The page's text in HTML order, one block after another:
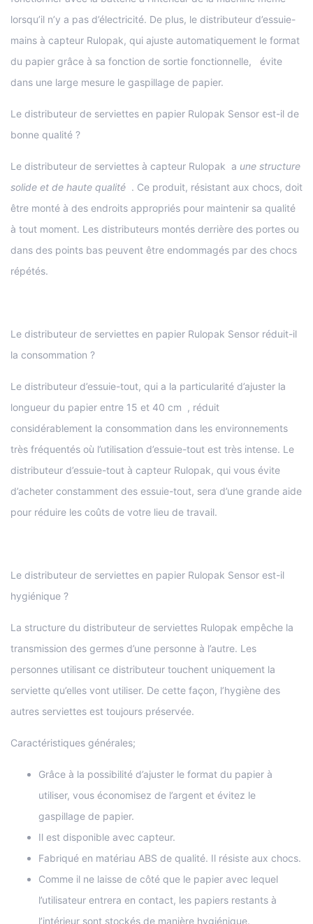
lorsqu’il n’y a pas d’électricité. De plus, le distributeur d’essuie-
mains à capteur Rulopak, qui ajuste automatiquement le format
du papier grâce à sa fonction de sortie fonctionnelle, évite
dans une large mesure le gaspillage de papier.
Le distributeur de serviettes en papier Rulopak Sensor est-il de
bonne qualité ?
Le distributeur de serviettes à capteur Rulopak a une structure
solide et de haute qualité . Ce produit, résistant aux chocs, doit
être monté à des endroits appropriés pour maintenir sa qualité
à tout moment. Les distributeurs montés derrière des portes ou
dans des points bas peuvent être endommagés par des chocs
répétés.
Le distributeur de serviettes en papier Rulopak Sensor réduit-il
la consommation ?
Le distributeur d’essuie-tout, qui a la particularité d’ajuster la
longueur du papier entre 15 et 40 cm , réduit
considérablement la consommation dans les environnements
très fréquentés où l’utilisation d’essuie-tout est très intense. Le
distributeur d’essuie-tout à capteur Rulopak, qui vous évite
d’acheter constamment des essuie-tout, sera d’une grande aide
pour réduire les coûts de votre lieu de travail.
Le distributeur de serviettes en papier Rulopak Sensor est-il
hygiénique ?
La structure du distributeur de serviettes Rulopak empêche la
transmission des germes d’une personne à l’autre. Les
personnes utilisant ce distributeur touchent uniquement la
serviette qu’elles vont utiliser. De cette façon, l’hygiène des
autres serviettes est toujours préservée.
Caractéristiques générales;
Grâce à la possibilité d’ajuster le format du papier à
utiliser, vous économisez de l’argent et évitez le
gaspillage de papier.
Il est disponible avec capteur.
Fabriqué en matériau ABS de qualité. Il résiste aux chocs.
Comme il ne laisse de côté que le papier avec lequel
l’utilisateur entrera en contact, les papiers restants à
l’intérieur sont stockés de manière hygiénique.